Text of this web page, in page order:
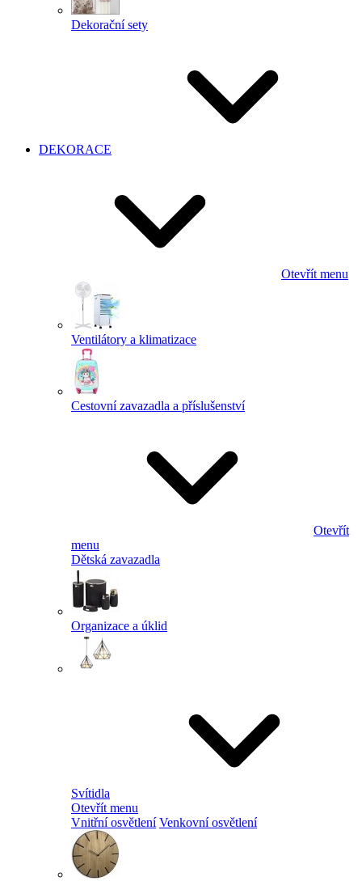
Dekorační sety
DEKORACE
Otevřít menu
Ventilátory a klimatizace
Cestovní zavazadla a příslušenství
Otevřít
menu
Dětská zavazadla
Organizace a úklid
Svítidla
Otevřít menu
Vnitřní osvětlení Venkovní osvětlení